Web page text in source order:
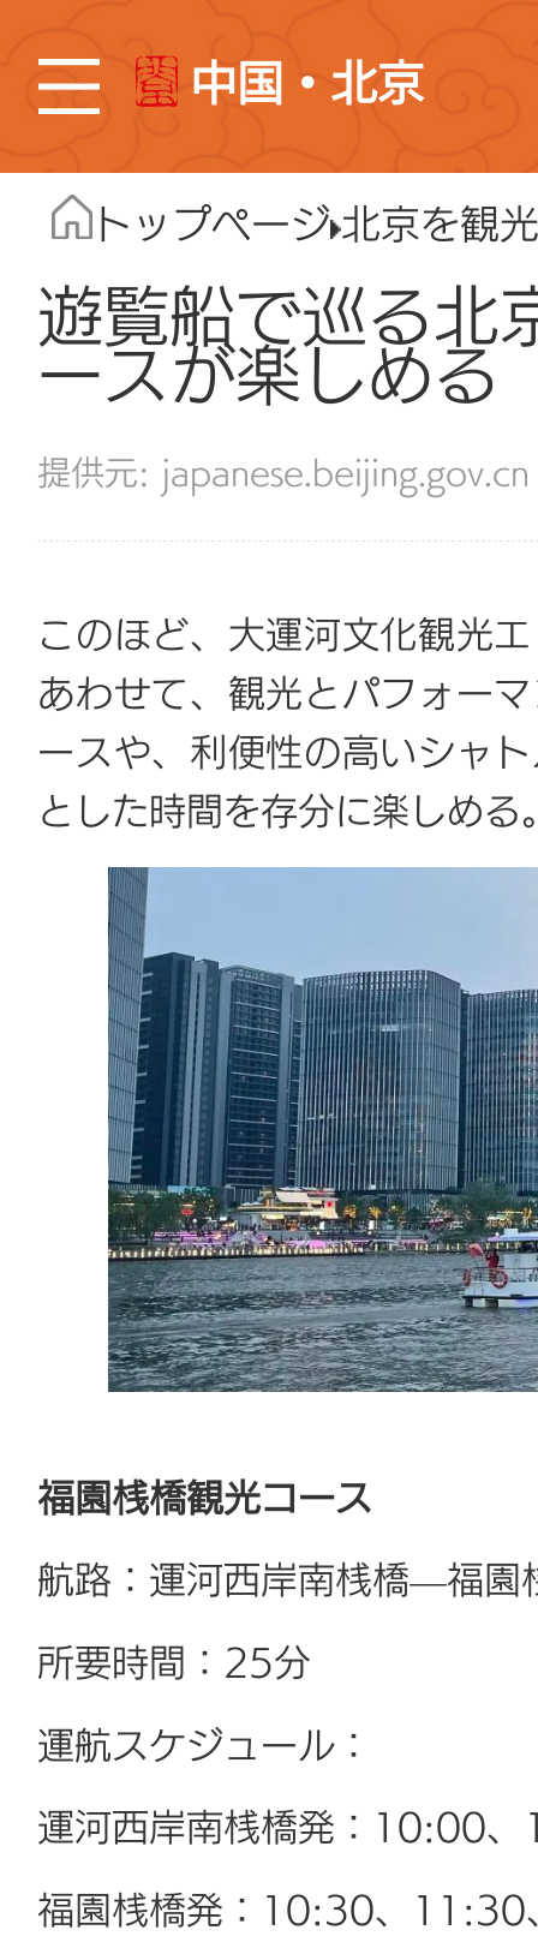
中国・北京
トップページ 北京を観
遊覧船で巡る北
ースが楽しめる
japanese.beijing.gov.cn
このほど、大運河文化観光
あわせて、観光とパフォー
ースや、利便性の高いシャ
とした時間を存分に楽しめる
福園桟橋観光コース
航路：運河西岸南桟橋—福園
所要時間：25分
運航スケジュール：
運河西岸南桟橋発：10:00
福園桟橋発：10:30、